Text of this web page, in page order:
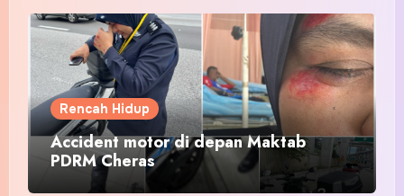
Rencah Hidup
Accident motor di depan Maktab
PDRM Cheras